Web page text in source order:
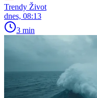
Trendy Život
dnes, 08:13
3 min